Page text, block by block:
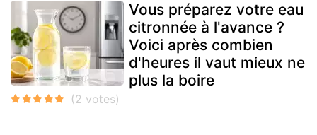
Vous préparez votre eau
citronnée à l'avance ?
Voici après combien
d'heures il vaut mieux ne
plus la boire